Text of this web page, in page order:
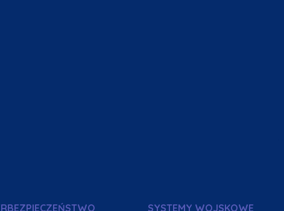
SYSTEMY WOJSKOWE